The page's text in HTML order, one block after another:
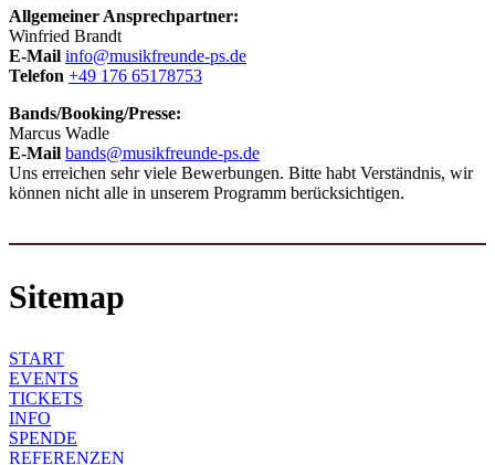
Allgemeiner Ansprechpartner:
Winfried Brandt
E-Mail info@musikfreunde-ps.de
Telefon +49 176 65178753
Bands/Booking/Presse:
Marcus Wadle
E-Mail bands@musikfreunde-ps.de
Uns erreichen sehr viele Bewerbungen. Bitte habt Verständnis, wir
können nicht alle in unserem Programm berücksichtigen.
Sitemap
START
EVENTS
TICKETS
INFO
SPENDE
REFERENZEN